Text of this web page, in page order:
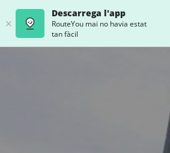
Descarrega l'app
RouteYou mai no havia estat
tan fàcil